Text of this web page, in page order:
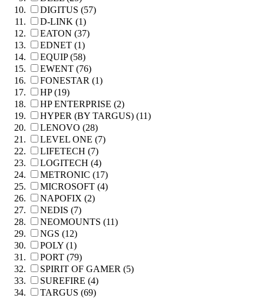
DIGITUS (57)
D-LINK (1)
EATON (37)
EDNET (1)
EQUIP (58)
EWENT (76)
FONESTAR (1)
HP (19)
HP ENTERPRISE (2)
HYPER (BY TARGUS) (11)
LENOVO (28)
LEVEL ONE (7)
LIFETECH (7)
LOGITECH (4)
METRONIC (17)
MICROSOFT (4)
NAPOFIX (2)
NEDIS (7)
NEOMOUNTS (11)
NGS (12)
POLY (1)
PORT (79)
SPIRIT OF GAMER (5)
SUREFIRE (4)
TARGUS (69)